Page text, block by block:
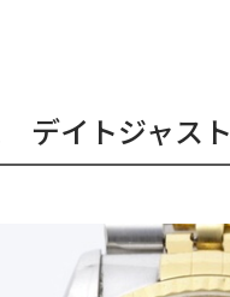
デイトジャスト